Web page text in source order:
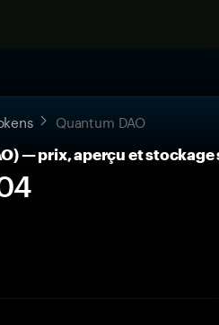
Quantum DAO
— prix, aperçu et stockage